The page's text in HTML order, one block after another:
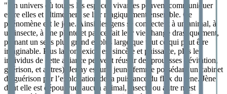
"Un univers où toutes les espèces vivantes peuvent communiquer
entre elles et ultimement se lier magiquement ensemble. Ce
phénomène est le jène. Ainsi, les gens se connectent à un animal, à
un insecte, à une plante et par ce fait leur vie change drastiquement,
prenant un sens plus grand et plus large que tout ce qui peut être
imaginable. Plus la connexion est sincère et puissante, plus les
individus de cette alliance peuvent réussir des prouesses (lévitation,
guérison, et autres). Jenny est une jeune femme possédant un cabinet
de guérison par l’exploitation de la puissance du flux du jène. Jène
dont elle est dépourvue, aucun animal, insecte ou autre n’est